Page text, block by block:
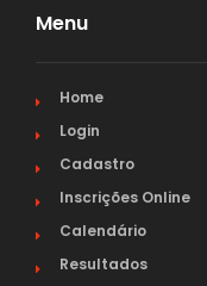
Menu
Home
Login
Cadastro
Inscrições Online
Calendário
Resultados